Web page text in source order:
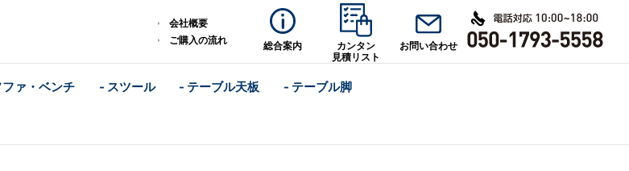
会社概要
ご購入の流れ
総合案内
カンタン
見積リスト
お問い合わせ
ァ・ベンチ - スツール - テーブル天板 - テーブル脚